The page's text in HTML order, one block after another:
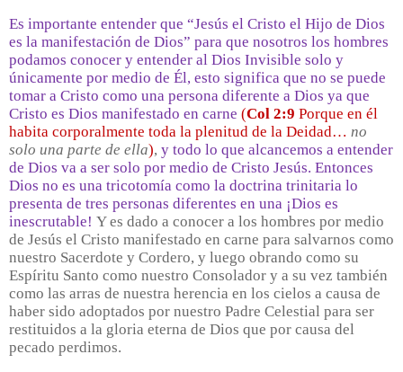
Es importante entender que “Jesús el Cristo el Hijo de Dios
es la manifestación de Dios” para que nosotros los hombres
podamos conocer y entender al Dios Invisible solo y
únicamente por medio de Él, esto significa que no se puede
tomar a Cristo como una persona diferente a Dios ya que
Cristo es Dios manifestado en carne (Col 2:9 Porque en él
habita corporalmente toda la plenitud de la Deidad… no
solo una parte de ella), y todo lo que alcancemos a entender
de Dios va a ser solo por medio de Cristo Jesús. Entonces
Dios no es una tricotomía como la doctrina trinitaria lo
presenta de tres personas diferentes en una ¡Dios es
inescrutable! Y es dado a conocer a los hombres por medio
de Jesús el Cristo manifestado en carne para salvarnos como
nuestro Sacerdote y Cordero, y luego obrando como su
Espíritu Santo como nuestro Consolador y a su vez también
como las arras de nuestra herencia en los cielos a causa de
haber sido adoptados por nuestro Padre Celestial para ser
restituidos a la gloria eterna de Dios que por causa del
pecado perdimos.